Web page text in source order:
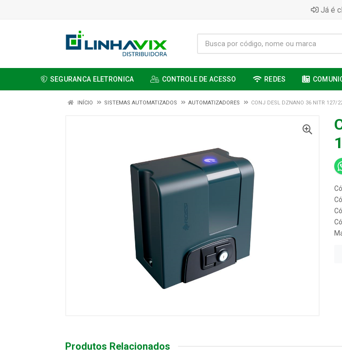
Já é
SEGURANCA ELETRONICA CONTROLE DE ACESSO REDES
INÍCIO SISTEMAS AUTOMATIZADOS AUTOMATIZADORES CONJ DESL DZNANO 36 NITR 127/
Produtos Relacionados